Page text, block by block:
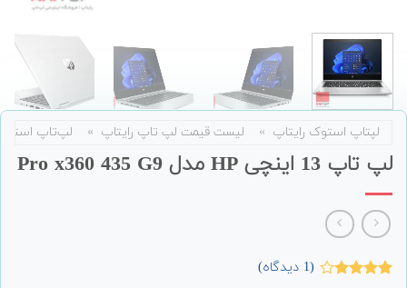
لپتاپ استوک رایتاپ » لیست قیمت لپ تاپ رایتاپ » لپ‌تاپ
لپ تاپ 13 اینچی HP مدل Pro x360 435 G9
(
1 دیدگاه)